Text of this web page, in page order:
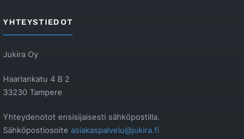
YHTEYSTIEDOT
Jukira Oy
Haarlankatu 4 B 2
33230 Tampere
Yhteydenotot ensisijaisesti sähköpostilla.
Sähköpostiosoiteasiakaspalvelu@jukira.fi